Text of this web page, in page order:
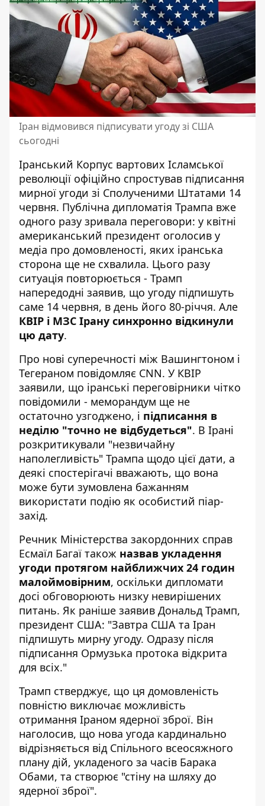
Іран відмовився підписувати угоду зі США
сьогодні
Іранський Корпус вартових Ісламської
революції офіційно спростував підписання
мирної угоди зі Сполученими Штатами 14
червня. Публічна дипломатія Трампа вже
одного разу зривала переговори: у квітні
американський президент оголосив у
медіа про домовленості, яких іранська
сторона ще не схвалила. Цього разу
ситуація повторюється - Трамп
напередодні заявив, що угоду підпишуть
саме 14 червня, в день його 80-річчя. Але
КВІР і МЗС Ірану синхронно відкинули
цю дату.
Про нові суперечності між Вашингтоном і
Тегераном повідомляє CNN. У КВІР
заявили, що іранські переговірники чітко
повідомили - меморандум ще не
остаточно узгоджено, і підписання в
неділю "точно не відбудеться". В Ірані
розкритикували "незвичайну
наполегливість" Трампа щодо цієї дати, а
деякі спостерігачі вважають, що вона
може бути зумовлена бажанням
використати подію як особистий піар-
захід.
Речник Міністерства закордонних справ
Есмаїл Багаї також назвав укладення
угоди протягом найближчих 24 годин
малоймовірним, оскільки дипломати
досі обговорюють низку невирішених
питань. Як раніше заявив Дональд Трамп,
президент США: "Завтра США та Іран
підпишуть мирну угоду. Одразу після
підписання Ормузька протока відкрита
для всіх."
Трамп стверджує, що ця домовленість
повністю виключає можливість
отримання Іраном ядерної зброї. Він
наголосив, що нова угода кардинально
відрізняється від Спільного всеосяжного
плану дій, укладеного за часів Барака
Обами, та створює "стіну на шляху до
ядерної зброї".